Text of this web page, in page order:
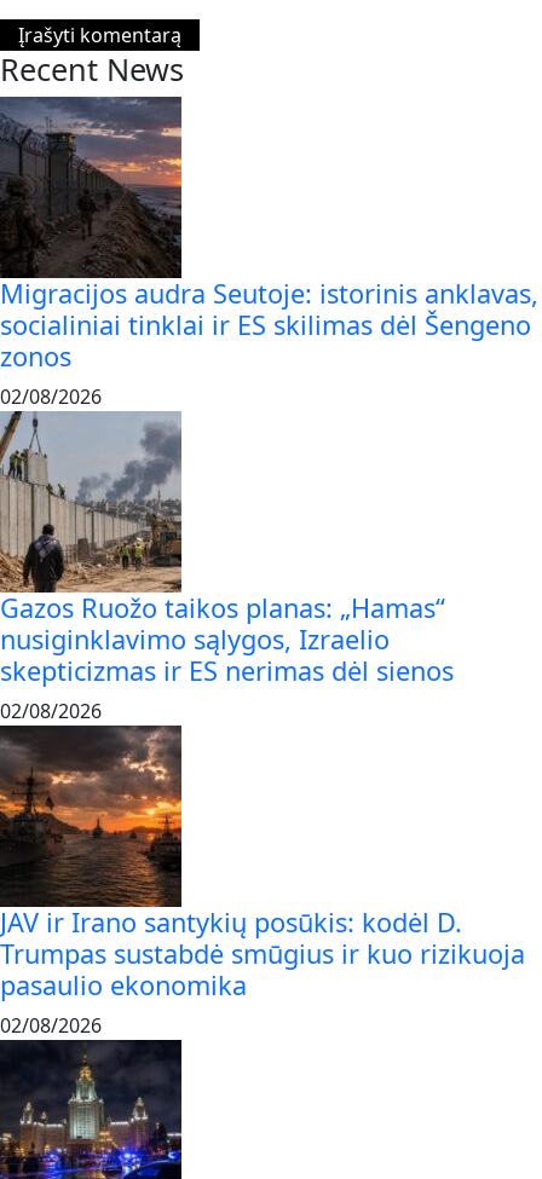
Recent News
Migracijos audra Seutoje: istorinis anklavas,
socialiniai tinklai ir ES skilimas dėl Šengeno
zonos
02/08/2026
Gazos Ruožo taikos planas: „Hamas“
nusiginklavimo sąlygos, Izraelio
skepticizmas ir ES nerimas dėl sienos
02/08/2026
JAV ir Irano santykių posūkis: kodėl D.
Trumpas sustabdė smūgius ir kuo rizikuoja
pasaulio ekonomika
02/08/2026